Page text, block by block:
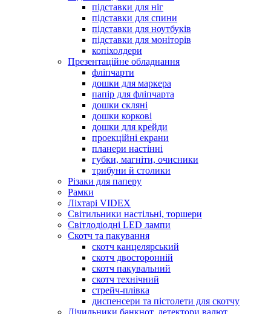
підставки для ніг
підставки для спини
підставки для ноутбуків
підставки для моніторів
копіхолдери
Презентаційне обладнання
фліпчарти
дошки для маркера
папір для фліпчарта
дошки скляні
дошки коркові
дошки для крейди
проекційні екрани
планери настінні
губки, магніти, очисники
трибуни й столики
Різаки для паперу
Рамки
Ліхтарі VIDEX
Світильники настільні, торшери
Світлодіодні LED лампи
Скотч та пакування
скотч канцелярський
скотч двосторонній
скотч пакувальний
скотч технічний
стрейч-плівка
диспенсери та пістолети для скотчу